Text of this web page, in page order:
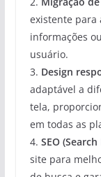
existente para
informações
usuário.
3. Design
adaptável a
tela,
em todas as
4. SEO
site para